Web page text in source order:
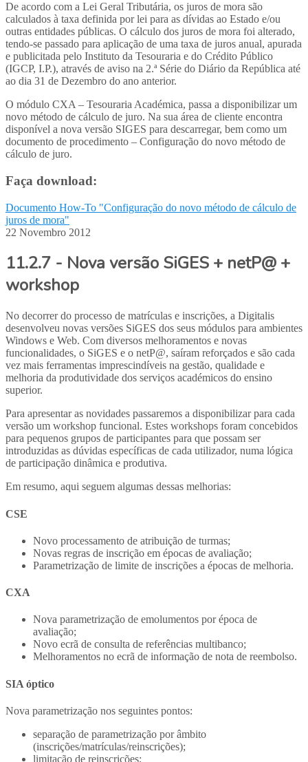
De acordo com a Lei Geral Tributária, os juros de mora são
calculados à taxa definida por lei para as dívidas ao Estado e/ou
outras entidades públicas. O cálculo dos juros de mora foi alterado,
tendo-se passado para aplicação de uma taxa de juros anual, apurada
e publicitada pelo Instituto da Tesouraria e do Crédito Público
(IGCP, I.P.), através de aviso na 2.ª Série do Diário da República até
ao dia 31 de Dezembro do ano anterior.
O módulo CXA – Tesouraria Académica, passa a disponibilizar um
novo método de cálculo de juro. Na sua área de cliente encontra
disponível a nova versão SIGES para descarregar, bem como um
documento de procedimento – Configuração do novo método de
cálculo de juro.
Faça download:
Documento How-To "Configuração do novo método de cálculo de
juros de mora"
22 Novembro 2012
11.2.7 - Nova versão SiGES + netP@ +
workshop
No decorrer do processo de matrículas e inscrições, a Digitalis
desenvolveu novas versões SiGES dos seus módulos para ambientes
Windows e Web. Com diversos melhoramentos e novas
funcionalidades, o SiGES e o netP@, saíram reforçados e são cada
vez mais ferramentas imprescindíveis na gestão, qualidade e
melhoria da produtividade dos serviços académicos do ensino
superior.
Para apresentar as novidades passaremos a disponibilizar para cada
versão um workshop funcional. Estes workshops foram concebidos
para pequenos grupos de participantes para que possam ser
introduzidas as dúvidas específicas de cada utilizador, numa lógica
de participação dinâmica e produtiva.
Em resumo, aqui seguem algumas dessas melhorias:
CSE
Novo processamento de atribuição de turmas;
Novas regras de inscrição em épocas de avaliação;
Parametrização de limite de inscrições a épocas de melhoria.
CXA
Nova parametrização de emolumentos por época de
avaliação;
Novo ecrã de consulta de referências multibanco;
Melhoramentos no ecrã de informação de nota de reembolso.
SIA óptico
Nova parametrização nos seguintes pontos:
separação de parametrização por âmbito
(inscrições/matrículas/reinscrições);
limitação de reinscrições;